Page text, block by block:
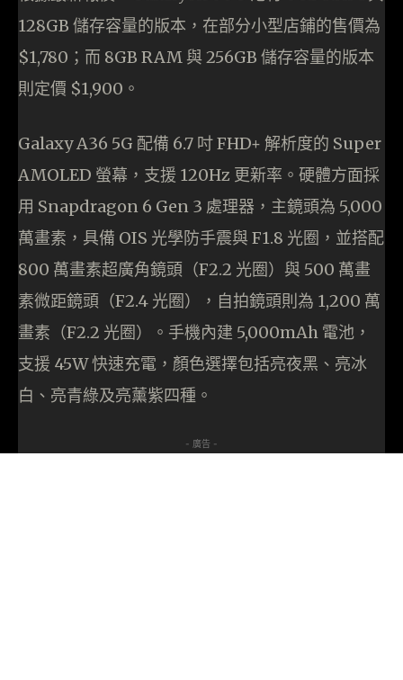
128GB 儲存容量的版本，在部分小型店鋪的售價為
$1,780；而 8GB RAM 與 256GB 儲存容量的版本
則定價 $1,900。
Galaxy A36 5G 配備 6.7 吋 FHD+ 解析度的 Super
AMOLED 螢幕，支援 120Hz 更新率。硬體方面採
用 Snapdragon 6 Gen 3 處理器，主鏡頭為 5,000
萬畫素，具備 OIS 光學防手震與 F1.8 光圈，並搭配
800 萬畫素超廣角鏡頭（F2.2 光圈）與 500 萬畫
素微距鏡頭（F2.4 光圈），自拍鏡頭則為 1,200 萬
畫素（F2.2 光圈）。手機內建 5,000mAh 電池，
支援 45W 快速充電，顏色選擇包括亮夜黑、亮冰
白、亮青綠及亮薰紫四種。
- 廣告 -